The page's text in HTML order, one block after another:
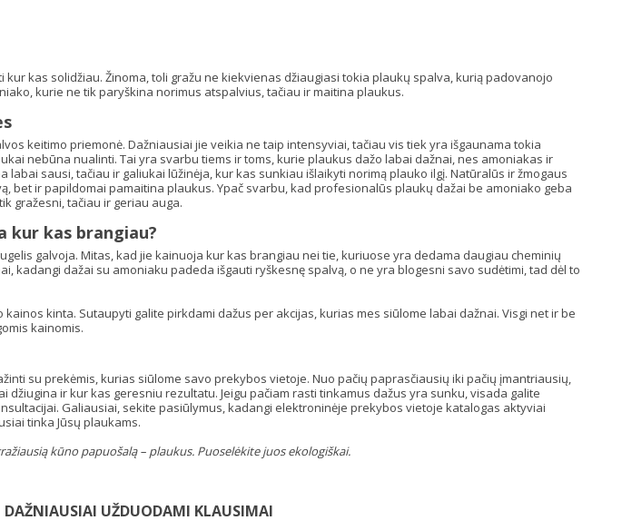
kas solidžiau. Žinoma, toli gražu ne kiekvienas džiaugiasi tokia plaukų spalva, kurią padovanojo
kurie ne tik paryškina norimus atspalvius, tačiau ir maitina plaukus.
keitimo priemonė. Dažniausiai jie veikia ne taip intensyviai, tačiau vis tiek yra išgaunama tokia
nebūna nualinti. Tai yra svarbu tiems ir toms, kurie plaukus dažo labai dažnai, nes amoniakas ir
sausi, tačiau ir galiukai lūžinėja, kur kas sunkiau išlaikyti norimą plauko ilgį. Natūralūs ir žmogaus
bet ir papildomai pamaitina plaukus. Ypač svarbu, kad profesionalūs plaukų dažai be amoniako geba
gražesni, tačiau ir geriau auga.
kur kas brangiau?
galvoja. Mitas, kad jie kainuoja kur kas brangiau nei tie, kuriuose yra dedama daugiau cheminių
kadangi dažai su amoniaku padeda išgauti ryškesnę spalvą, o ne yra blogesni savo sudėtimi, tad dėl to
kinta. Sutaupyti galite pirkdami dažus per akcijas, kurias mes siūlome labai dažnai. Visgi net ir be
kainomis.
su prekėmis, kurias siūlome savo prekybos vietoje. Nuo pačių paprasčiausių iki pačių įmantriausių,
ir kur kas geresniu rezultatu. Jeigu pačiam rasti tinkamus dažus yra sunku, visada galite
Galiausiai, sekite pasiūlymus, kadangi elektroninėje prekybos vietoje katalogas aktyviai
tinka Jūsų plaukams.
kūno papuošalą – plaukus. Puoselėkite juos ekologiškai.
DAŽNIAUSIAI UŽDUODAMI KLAUSIMAI